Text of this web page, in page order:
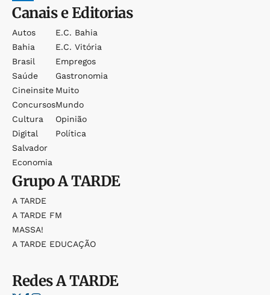
Canais e Editorias
Autos
Bahia
Brasil
Saúde
Cineinsite
Concursos
Cultura
Digital
Salvador
Economia
E.c. Bahia
E.c. Vitória
Empregos
Gastronomia
Muito
Mundo
Opinião
Política
GrupoA TARDE
A TARDE
A TARDE FM
MASSA!
A TARDE EDUCAÇÃO
RedesA TARDE